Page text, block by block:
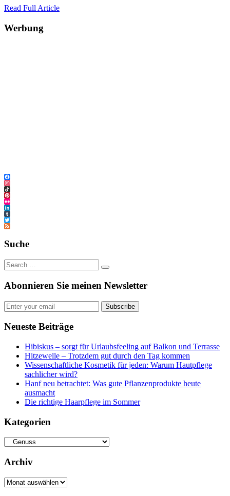
Read Full Article
Werbung
Facebook
Instagram
TikTok
Pinterest
Flickr
LinkedIn
Tumblr
Twitter
Feed
Suche
Abonnieren Sie meinen Newsletter
Subscribe
Neueste Beiträge
Hibiskus – sorgt für Urlaubsfeeling auf Balkon und Terrasse
Hitzewelle – Trotzdem gut durch den Tag kommen
Wissenschaftliche Kosmetik für jeden: Warum Hautpflege
sachlicher wird?
Hanf neu betrachtet: Was gute Pflanzenprodukte heute
ausmacht
Die richtige Haarpflege im Sommer
Kategorien
Kategorien
Archiv
Archiv